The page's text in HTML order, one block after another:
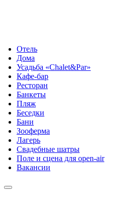
Отель
Дома
Усадьба «Chalet&Par»
Кафе-бар
Ресторан
Банкеты
Пляж
Беседки
Бани
Зооферма
Лагерь
Свадебные шатры
Поле и сцена для open-air
Вакансии